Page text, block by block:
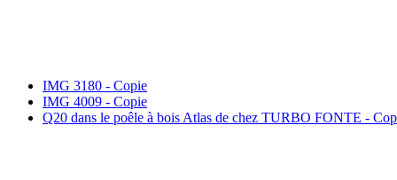
IMG 3180 - Copie
IMG 4009 - Copie
Q20 dans le poêle à bois Atlas de chez TURBO FONTE -